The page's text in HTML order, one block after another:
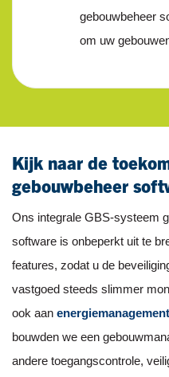
gebouwbeheer
om uw
Kijk naar de
gebouwbeheer
Ons integrale GBS-systeem
software is onbeperkt uit te
features, zodat u de
vastgoed steeds slimmer
ook aan
bouwden we een
andere toegangscontrole,